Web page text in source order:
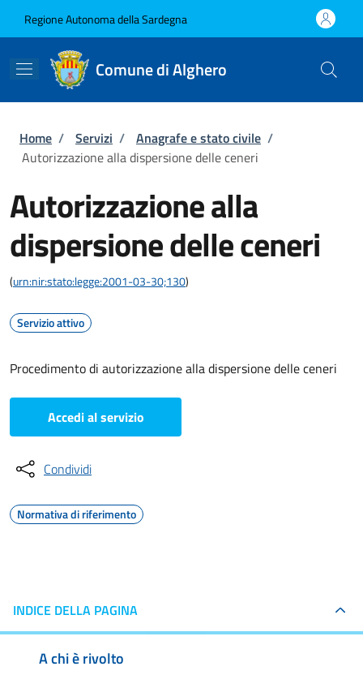
Regione Autonoma della Sardegna
Comune di Alghero
Briciole di pane
Home / Servizi / Anagrafe e stato civile /
Autorizzazione alla dispersione delle ceneri
Autorizzazione alla
dispersione delle ceneri
(urn:nir:stato:legge:2001-03-30;130)
Servizio attivo
Procedimento di autorizzazione alla dispersione delle ceneri
Accedi al servizio
Condividi
Normativa di riferimento
INDICE DELLA PAGINA
A chi è rivolto